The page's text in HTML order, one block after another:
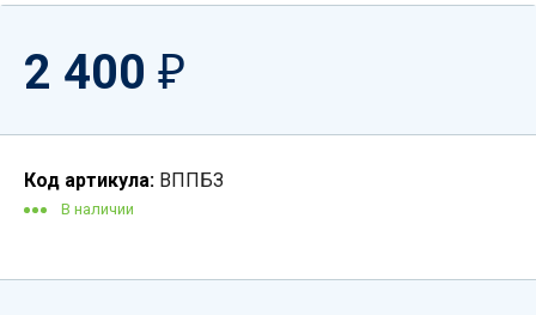
2 400 ₽
Код артикула: ВППБЗ
В наличии